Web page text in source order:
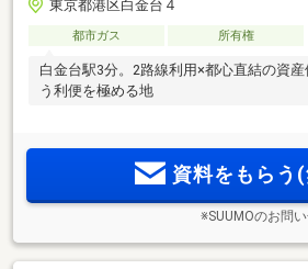
東京都港区白金台４
都市ガス 所有権
白金台駅3分。2路線利用×都心直結の資
う利便を極める地
資料をもらう
※SUUMOのお問